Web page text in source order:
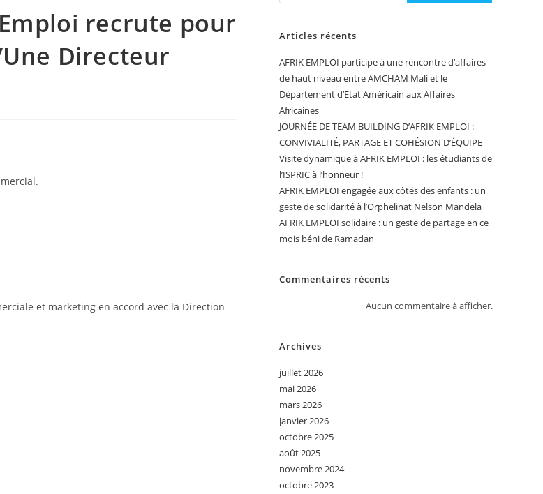
Emploi recrute pour
Directeur
et marketing en accord avec la Direction
Articles récents
AFRIK EMPLOI participe à une rencontre d’affaires
de haut niveau entre AMCHAM Mali et le
Département d’Etat Américain aux Affaires
Africaines
JOURNÉE DE TEAM BUILDING D’AFRIK EMPLOI :
CONVIVIALITÉ, PARTAGE ET COHÉSION D’ÉQUIPE
Visite dynamique à AFRIK EMPLOI : les étudiants de
l’ISPRIC à l’honneur !
AFRIK EMPLOI engagée aux côtés des enfants : un
geste de solidarité à l’Orphelinat Nelson Mandela
AFRIK EMPLOI solidaire : un geste de partage en ce
mois béni de Ramadan
Commentaires récents
Aucun commentaire à afficher.
Archives
juillet 2026
mai 2026
mars 2026
janvier 2026
octobre 2025
août 2025
novembre 2024
octobre 2023